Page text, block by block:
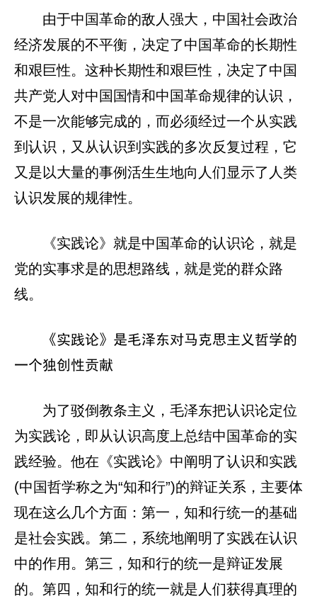
由于中国革命的敌人强大，中国社会政治
经济发展的不平衡，决定了中国革命的长期性
和艰巨性。这种长期性和艰巨性，决定了中国
共产党人对中国国情和中国革命规律的认识，
不是一次能够完成的，而必须经过一个从实践
到认识，又从认识到实践的多次反复过程，它
又是以大量的事例活生生地向人们显示了人类
认识发展的规律性。
《实践论》就是中国革命的认识论，就是
党的实事求是的思想路线，就是党的群众路
线。
《实践论》是毛泽东对马克思主义哲学的
一个独创性贡献
为了驳倒教条主义，毛泽东把认识论定位
为实践论，即从认识高度上总结中国革命的实
践经验。他在《实践论》中阐明了认识和实践
(中国哲学称之为“知和行”)的辩证关系，主要体
现在这么几个方面：第一，知和行统一的基础
是社会实践。第二，系统地阐明了实践在认识
中的作用。第三，知和行的统一是辩证发展
的。第四，知和行的统一就是人们获得真理的